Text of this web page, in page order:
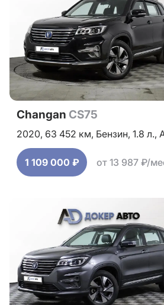
Changan CS75
2020, 63 452 км, Бензин, 1.8 л.,
1 109 000 ₽ от 13 987 ₽/